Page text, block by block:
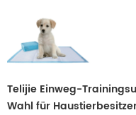
Telijie Einweg-
Wahl für